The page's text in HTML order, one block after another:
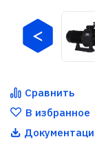
Сравнить
В избранное